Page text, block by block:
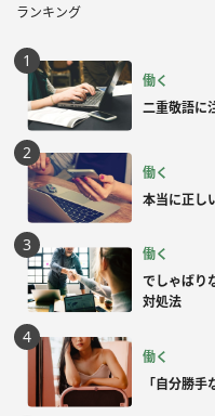
ランキング
働く
二重敬語に
働く
本当に正し
働く
でしゃばり
対処法
働く
「自分勝